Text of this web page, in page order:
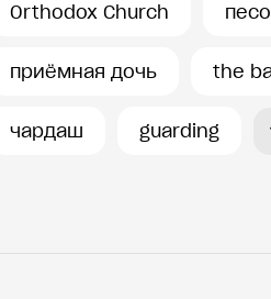
Orthodox Church песо
приёмная дочь the
чардаш guarding